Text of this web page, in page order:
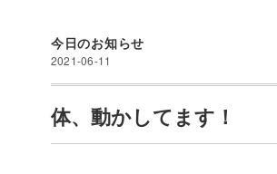
今日のお知らせ
2021-06-11
体、動かしてます！